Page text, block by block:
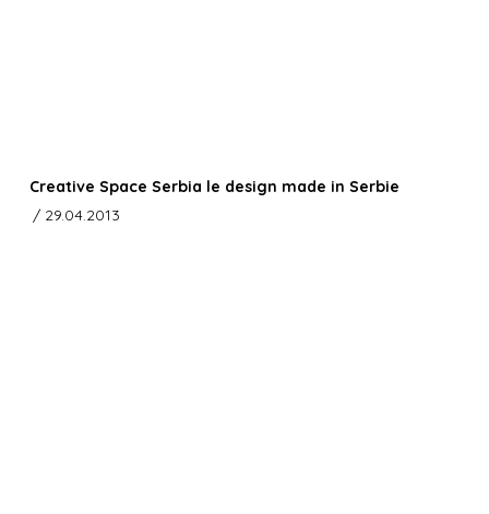
Creative Space Serbia le design made in Serbie
/ 29.04.2013